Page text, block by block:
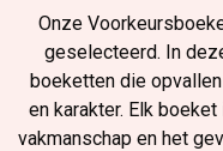
Onze
geselecteerd. In
boeketten die
en karakter. Elk
vakmanschap en het